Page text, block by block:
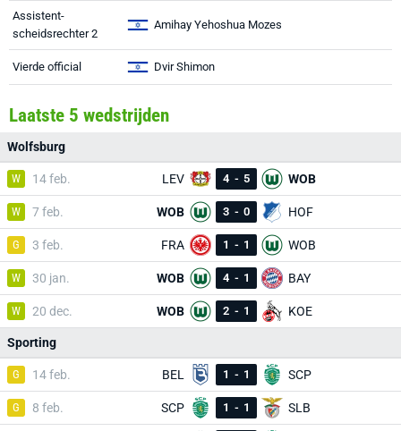
Assistent-
scheidsrechter 2
Amihay Yehoshua Mozes
Vierde official Dvir Shimon
Laatste 5 wedstrijden
Wolfsburg
W 14 feb. LEV 4 - 5 WOB
W 7 feb. WOB 3 - 0 HOF
G 3 feb. FRA 1 - 1 WOB
W 30 jan. WOB 4 - 1 BAY
W 20 dec. WOB 2 - 1 KOE
Sporting
G 14 feb. BEL 1 - 1 SCP
G 8 feb. SCP 1 - 1 SLB